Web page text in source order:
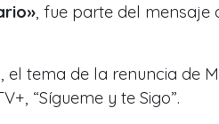
» , fue parte del
el tema de la renuncia de
“Sígueme y te Sigo”.